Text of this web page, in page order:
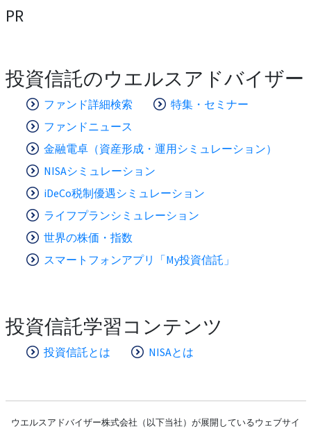
PR
投資信託のウエルスアドバイザー
ファンド詳細検索
特集・セミナー
ファンドニュース
金融電卓（資産形成・運用シミュレーション）
NISAシミュレーション
iDeCo税制優遇シミュレーション
ライフプランシミュレーション
世界の株価・指数
スマートフォンアプリ「My投資信託」
投資信託学習コンテンツ
投資信託とは NISAとは
ウエルスアドバイザー株式会社（以下当社）が展開しているウェブサイ